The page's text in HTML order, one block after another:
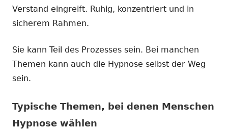
Verstand eingreift. Ruhig, konzentriert und in
sicherem Rahmen.
Sie kann Teil des Prozesses sein. Bei manchen
Themen kann auch die Hypnose selbst der Weg
sein.
Typische Themen, bei denen Menschen
Hypnose wählen